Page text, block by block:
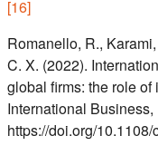
[16]
Romanello, R.,
C. X. (2022).
global firms: the role
International
https://doi.org/